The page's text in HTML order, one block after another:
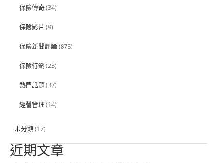
保險傳奇(34)
保險影片 (9)
保險新聞評論(875)
保險行銷 (23)
熱門話題(37)
經營管理 (14)
未分類(17)
近期文章